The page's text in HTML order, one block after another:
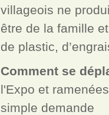
villageois ne
être de la famille
de plastic,
Comment se
l'Expo et
simple demande